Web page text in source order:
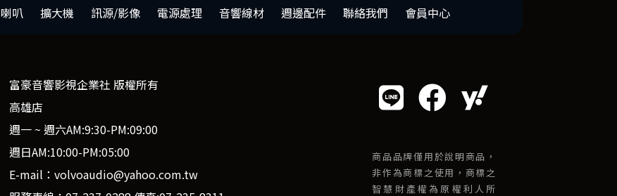
喇叭 擴大機 訊源/影像 電源處理 音響線材 週邊配件 聯絡我們 會員中心
富豪音響影視企業社 版權所有
高雄店
週一 ~ 週六AM:9:30-PM:09:00
週日AM:10:00-PM:05:00
E-mail：volvoaudio@yahoo.com.tw
商品品牌僅用於說明商品，
非作為商標之使用，商標之
智慧財產權為原權利人所